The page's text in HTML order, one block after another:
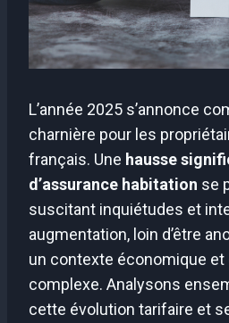
L’année 2025 s’annonce
charnière pour les
français. Une hausse
d’assurance habitation se
suscitant inquiétudes et
augmentation, loin d’être
un contexte économique
complexe. Analysons
cette évolution tarifaire et